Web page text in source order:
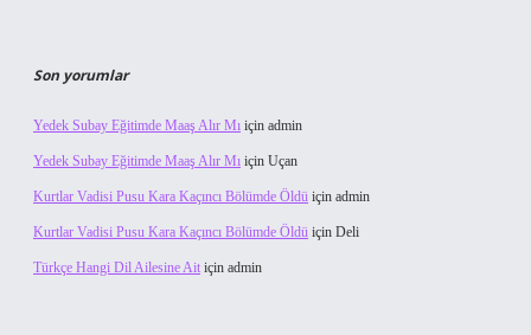
Son yorumlar
Yedek Subay Eğitimde Maaş Alır Mı için admin
Yedek Subay Eğitimde Maaş Alır Mı için Uçan
Kurtlar Vadisi Pusu Kara Kaçıncı Bölümde Öldü için admin
Kurtlar Vadisi Pusu Kara Kaçıncı Bölümde Öldü için Deli
Türkçe Hangi Dil Ailesine Ait için admin